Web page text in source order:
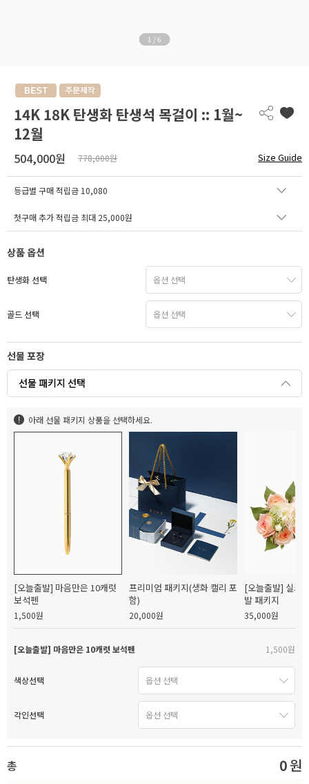
1 /6
14K 18K 탄생화 탄생석 목걸이 :: 1월~
12월
504,000원 778,000원 Size Guide
등급별 구매 적립금 10,080
첫구매 추가 적립금 최대 25,000원
상품 옵션
탄생화 선택
골드 선택
선물 포장
선물 패키지 선택
아래 선물 패키지 상품을 선택하세요.
[오늘출발] 마음만은 10캐럿
보석펜
1,500원
프리미엄 패키지(생화 캘리 포
함)
20,000원
[오늘출발] 실크
발 패키지
35,000원
[오늘출발] 마음만은 10캐럿 보석펜 1,500원
색상선택
각인선택
총 0원